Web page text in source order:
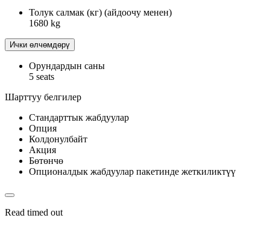
Толук салмак (кг) (айдоочу менен)
1680 kg
Ички өлчөмдөрү
Орундардын саны
5 seats
Шарттуу белгилер
Стандарттык жабдуулар
Опция
Колдонулбайт
Акция
Бөтөнчө
Опционалдык жабдуулар пакетинде жеткиликтүү
Read timed out